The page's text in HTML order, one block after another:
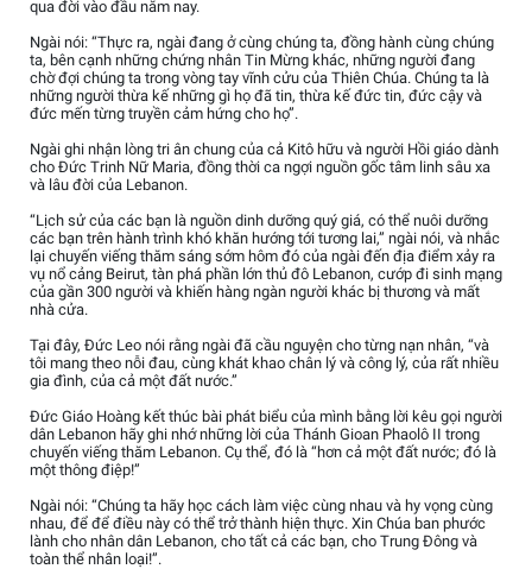
qua đời vào đầu năm nay.
Ngài nói: “Thực ra, ngài đang ở cùng chúng ta, đồng hành cùng chúng
ta, bên cạnh những chứng nhân Tin Mừng khác, những người đang
chờ đợi chúng ta trong vòng tay vĩnh cửu của Thiên Chúa. Chúng ta là
những người thừa kế những gì họ đã tin, thừa kế đức tin, đức cậy và
đức mến từng truyền cảm hứng cho họ”.
Ngài ghi nhận lòng tri ân chung của cả Kitô hữu và người Hồi giáo dành
cho Đức Trinh Nữ Maria, đồng thời ca ngợi nguồn gốc tâm linh sâu xa
và lâu đời của Lebanon.
“Lịch sử của các bạn là nguồn dinh dưỡng quý giá, có thể nuôi dưỡng
các bạn trên hành trình khó khăn hướng tới tương lai,” ngài nói, và nhắc
lại chuyến viếng thăm sáng sớm hôm đó của ngài đến địa điểm xảy ra
vụ nổ cảng Beirut, tàn phá phần lớn thủ đô Lebanon, cướp đi sinh mạng
của gần 300 người và khiến hàng ngàn người khác bị thương và mất
nhà cửa.
Tại đây, Đức Leo nói rằng ngài đã cầu nguyện cho từng nạn nhân, “và
tôi mang theo nỗi đau, cùng khát khao chân lý và công lý, của rất nhiều
gia đình, của cả một đất nước.”
Đức Giáo Hoàng kết thúc bài phát biểu của mình bằng lời kêu gọi người
dân Lebanon hãy ghi nhớ những lời của Thánh Gioan Phaolô II trong
chuyến viếng thăm Lebanon. Cụ thể, đó là “hơn cả một đất nước; đó là
một thông điệp!”
Ngài nói: “Chúng ta hãy học cách làm việc cùng nhau và hy vọng cùng
nhau, để để điều này có thể trở thành hiện thực. Xin Chúa ban phước
lành cho nhân dân Lebanon, cho tất cả các bạn, cho Trung Đông và
toàn thể nhân loại!”.